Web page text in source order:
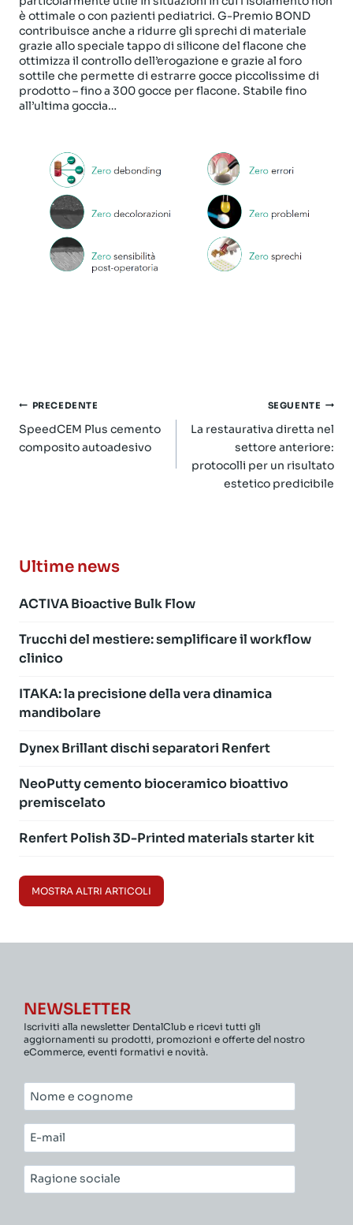
è ottimale o con pazienti pediatrici. G-Premio BOND
contribuisce anche a ridurre gli sprechi di materiale
grazie allo speciale tappo di silicone del flacone che
ottimizza il controllo dell’erogazione e grazie al foro
sottile che permette di estrarre gocce piccolissime di
prodotto – fino a 300 gocce per flacone. Stabile fino
all’ultima goccia…
Navigazione
articoli
PRECEDENTE
SpeedCEM Plus cemento
composito autoadesivo
SEGUENTE
La restaurativa diretta nel
settore anteriore:
protocolli per un risultato
estetico predicibile
Ultime news
ACTIVA Bioactive Bulk Flow
Trucchi del mestiere: semplificare il workflow
clinico
ITAKA: la precisione della vera dinamica
mandibolare
Dynex Brillant dischi separatori Renfert
NeoPutty cemento bioceramico bioattivo
premiscelato
Renfert Polish 3D-Printed materials starter kit
MOSTRA ALTRI ARTICOLI
NEWSLETTER
Iscriviti alla newsletter DentalClub e ricevi tutti gli
aggiornamenti su prodotti, promozioni e offerte del nostro
eCommerce, eventi formativi e novità.
Nome
e
cognome*
E-
mail*
Ragione
sociale*